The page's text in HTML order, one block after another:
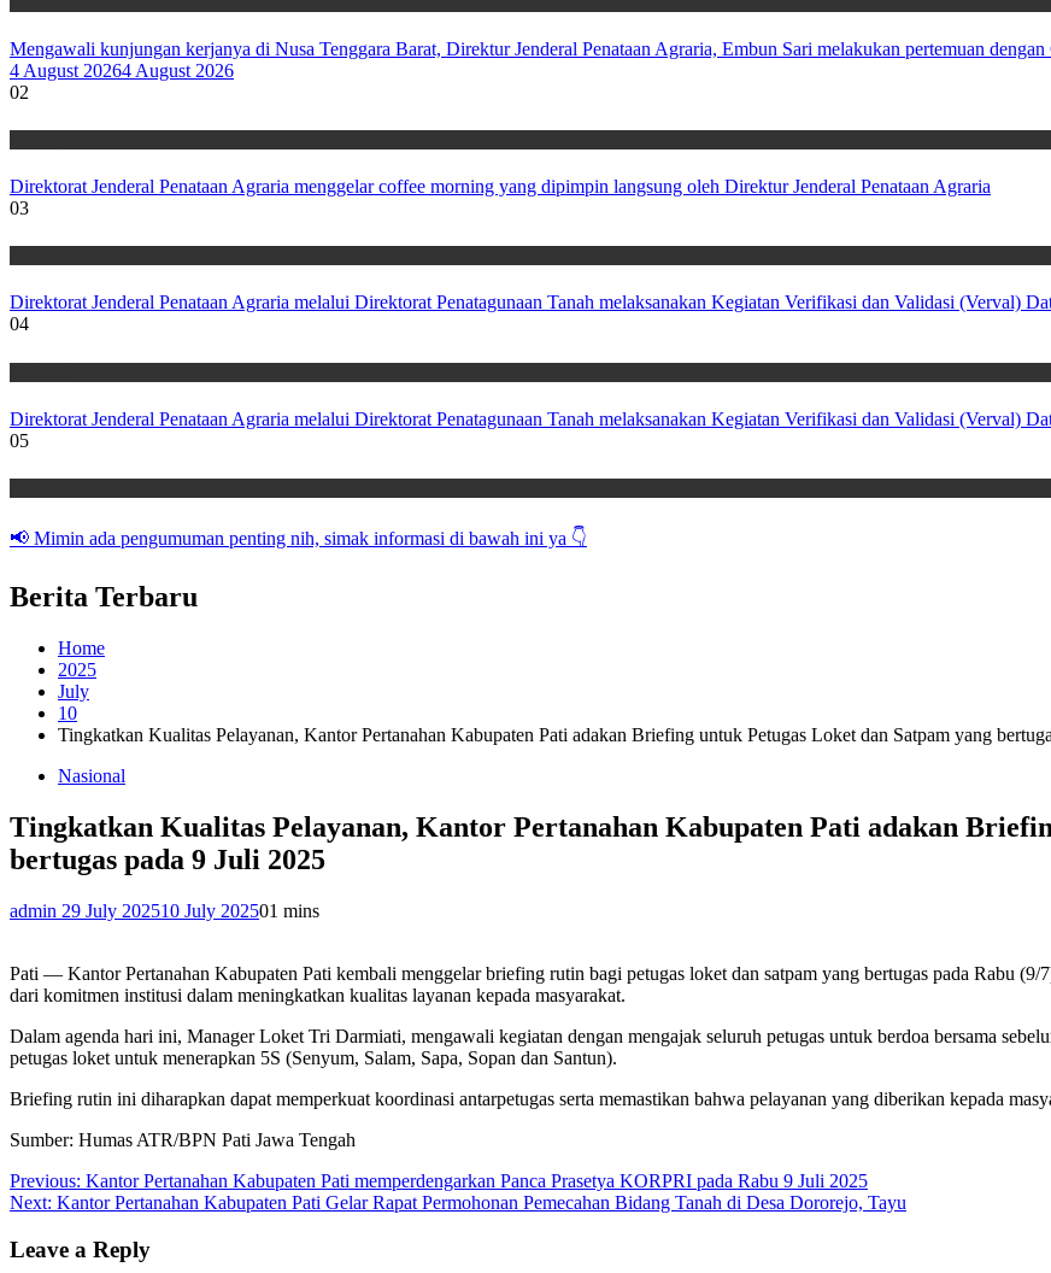
Mengawali kunjungan kerjanya di Nusa Tenggara Barat, Direktur Jenderal Penataan Agraria, Embun Sari melakukan pertemuan
4 August 20264 August 2026
02
Direktorat Jenderal Penataan Agraria menggelar coffee morning yang dipimpin langsung oleh Direktur Jenderal Penataan Agraria
03
Direktorat Jenderal Penataan Agraria melalui Direktorat Penatagunaan Tanah melaksanakan Kegiatan Verifikasi dan Validasi (Verval)
04
Direktorat Jenderal Penataan Agraria melalui Direktorat Penatagunaan Tanah melaksanakan Kegiatan Verifikasi dan Validasi (Verval)
05
📢 Mimin ada pengumuman penting nih, simak informasi di bawah ini ya 👇
Berita Terbaru
Home
2025
July
10
Tingkatkan Kualitas Pelayanan, Kantor Pertanahan Kabupaten Pati adakan Briefing untuk Petugas Loket dan Satpam yang
Nasional
Tingkatkan Kualitas Pelayanan, Kantor Pertanahan Kabupaten Pati adakan
bertugas pada 9 Juli 2025
admin 29 July 202510 July 202501 mins
Pati — Kantor Pertanahan Kabupaten Pati kembali menggelar briefing rutin bagi petugas loket dan satpam yang bertugas pada Rabu
dari komitmen institusi dalam meningkatkan kualitas layanan kepada masyarakat.
Dalam agenda hari ini, Manager Loket Tri Darmiati, mengawali kegiatan dengan mengajak seluruh petugas untuk berdoa bersama
petugas loket untuk menerapkan 5S (Senyum, Salam, Sapa, Sopan dan Santun).
Briefing rutin ini diharapkan dapat memperkuat koordinasi antarpetugas serta memastikan bahwa pelayanan yang diberikan kepada
Sumber: Humas ATR/BPN Pati Jawa Tengah
Post
navigation
Previous: Kantor Pertanahan Kabupaten Pati memperdengarkan Panca Prasetya KORPRI pada Rabu 9 Juli 2025
Next: Kantor Pertanahan Kabupaten Pati Gelar Rapat Permohonan Pemecahan Bidang Tanah di Desa Dororejo, Tayu
Leave a Reply